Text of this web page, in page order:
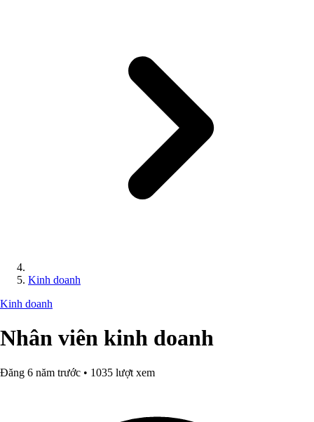
Kinh doanh
Kinh doanh
Nhân viên kinh doanh
Đăng 6 năm trước • 1035 lượt xem